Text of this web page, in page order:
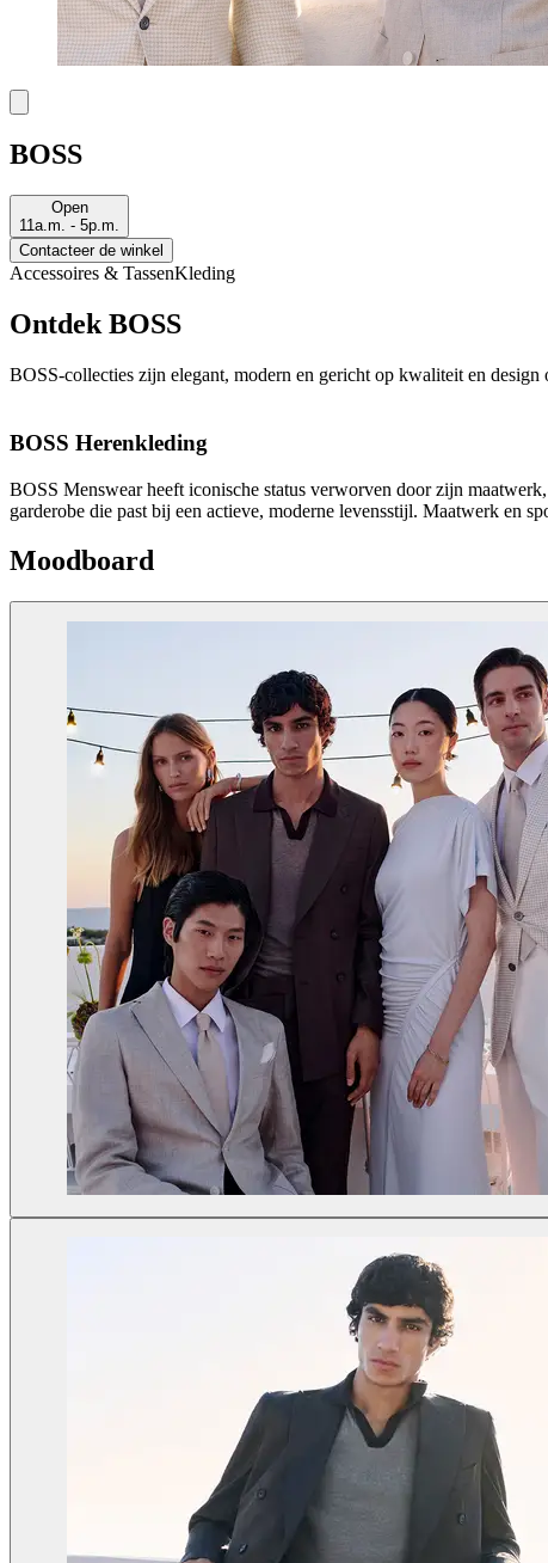
BOSS
Open
11a.m. - 5p.m.
Contacteer de winkel
Accessoires & TassenKleding
Ontdek BOSS
BOSS-collecties zijn elegant, modern en gericht op kwaliteit en
BOSS Herenkleding
BOSS Menswear heeft iconische status verworven door zijn
garderobe die past bij een actieve, moderne levensstijl. Maatwerk en
Moodboard